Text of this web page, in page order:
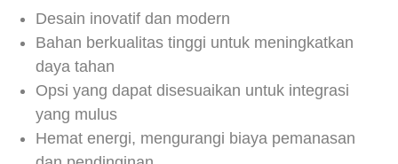
Desain inovatif dan modern
Bahan berkualitas tinggi untuk meningkatkan
daya tahan
Opsi yang dapat disesuaikan untuk integrasi
yang mulus
Hemat energi, mengurangi biaya pemanasan